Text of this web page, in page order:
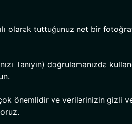
olarak tuttuğunuz net bir
Tanıyın) doğrulamanızda
önemlidir ve verilerinizin gizli